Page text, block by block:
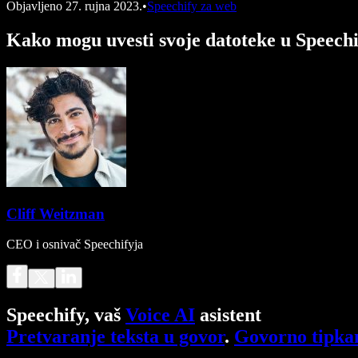
Objavljeno 27. rujna 2023.•Speechify za web
Kako mogu uvesti svoje datoteke u
Cliff Weitzman
CEO i osnivač Speechifyja
Speechify, vaš Voice AI asistent
Pretvaranje teksta u govor. Govorno